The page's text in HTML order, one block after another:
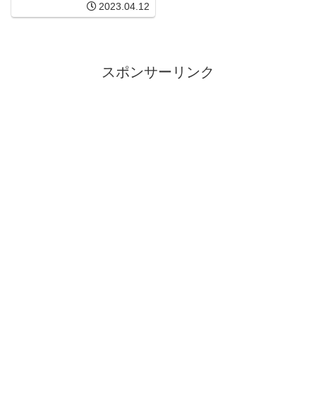
2023.04.12
スポンサーリンク